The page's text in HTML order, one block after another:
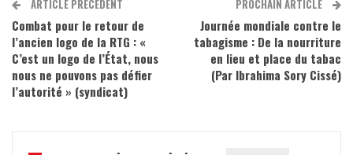
ARTICLE PRÉCÉDENT
Combat pour le retour de
l’ancien logo de la RTG : «
C’est un logo de l’État, nous
nous ne pouvons pas défier
l’autorité » (syndicat)
PROCHAIN ARTICLE
Journée mondiale contre le
tabagisme : De la nourriture
en lieu et place du tabac
(Par Ibrahima Sory Cissé)